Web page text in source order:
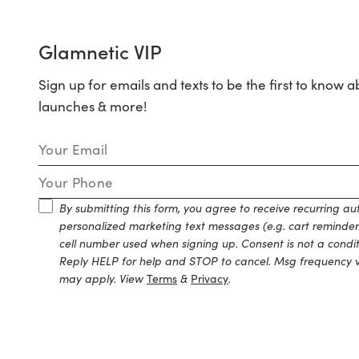
Glamnetic VIP
Sign up for emails and texts to be the first to know
launches & more!
Email Address
Mobile Number
By submitting this form, you agree to receive recurring
personalized marketing text messages (e.g. cart
cell number used when signing up. Consent is not a
Reply HELP for help and STOP to cancel. Msg
may apply. View Terms & Privacy.